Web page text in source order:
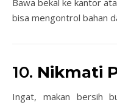
Bawa bekal ke kantor
bisa mengontrol bahan
10. Nikmati
Ingat, makan bersih